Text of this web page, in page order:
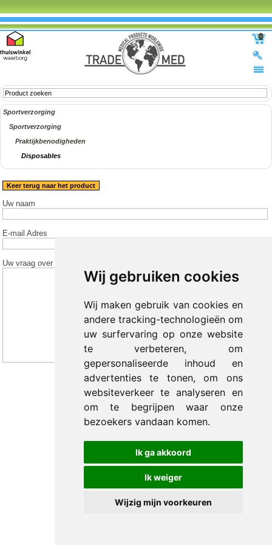
Wij gebruiken cookies
Wij maken gebruik van cookies en
andere tracking-technologieën om
uw surfervaring op onze website
te verbeteren, om
gepersonaliseerde inhoud en
advertenties te tonen, om ons
websiteverkeer te analyseren en
om te begrijpen waar onze
bezoekers vandaan komen.
Ik ga akkoord
Ik weiger
Wijzig mijn voorkeuren
0
Sportverzorging
Sportverzorging
Praktijkbenodigheden
Disposables
Keer terug naar het product
Uw naam
E-mail Adres
Uw vraag over het product
© 2012-2026 Trade Med B.V. -by Selious B.V.